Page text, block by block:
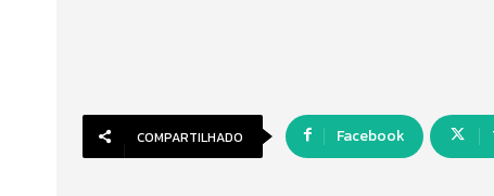
COMPARTILHADO Facebook